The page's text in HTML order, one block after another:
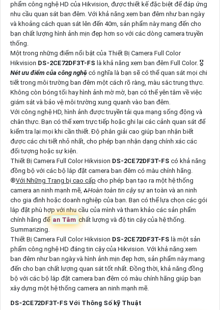
phẩm công nghệ HD của Hikvision, được thiết kế đặc biệt để đáp ứng
nhu cầu quan sát ban đêm. Với khả năng xem ban đêm như ban ngày
và khoảng cách quan sát lên đến 40m, sản phẩm này mang đến cho
bạn chất lượng hình ảnh mịn đẹp hơn so với các dòng camera truyền
thống.
Một trong những điểm nổi bật của Thiết Bị Camera Full Color
Hikvision DS-2CE72DF3T-FS là khả năng xem ban đêm Full Color. 🎖️
Nét ưu điểm của công nghệcó nghĩa là bạn sẽ có thể quan sát mọi chi
tiết trong môi trường ban đêm một cách rõ ràng, màu sắc trung thực.
Không còn bóng tối hay hình ảnh mờ mờ, bạn có thể yên tâm về việc
giám sát và bảo vệ môi trường xung quanh vào ban đêm.
Với công nghệ HD, hình ảnh được truyền tải qua mạng sống động và
chân thực. Bạn có thể xem trực tiếp hoặc ghi lại các cảnh quan sát để
kiểm tra lại mọi khi cần thiết. Độ phân giải cao giúp bạn nhận biết
được các chi tiết nhỏ nhất, cho phép bạn nhận dạng chính xác các
đối tượng hoặc sự kiện.
Thiết Bị Camera Full Color Hikvision DS-2CE72DF3T-FS có khả năng
đồng bộ với các bộ lắp đặt camera ban đêm có màu chính hãng.
®️Với Những Trang bị cao cấp cho phép bạn tạo ra một hệ thống
camera an ninh mạnh mẽ, ⁂Hoàn toàn tin cậysự an toàn và an ninh
cho gia đình hoặc doanh nghiệp của bạn. Bạn có thể lựa chọn các gói
lắp đặt phù hợp với nhu cầu của mình và tham khảo các sản phẩm
chính hãng để an Tâm chất lượng và độ tin cậy của hệ thống.
Summarizing.
Thiết Bị Camera Full Color Hikvision DS-2CE72DF3T-FS là một sản
phẩm công nghệ HD đáng tin cậy của Hikvision. Với khả năng xem
ban đêm như ban ngày và hình ảnh mịn đẹp hơn, sản phẩm này mang
đến cho bạn chất lượng quan sát tốt nhất. Đồng thời, khả năng đồng
bộ với các bộ lắp đặt camera ban đêm có màu chính hãng giúp bạn
xây dựng một hệ thống camera an ninh mạnh mẽ.
DS-2CE72DF3T-FS Với Thông Số kỹ Thuật